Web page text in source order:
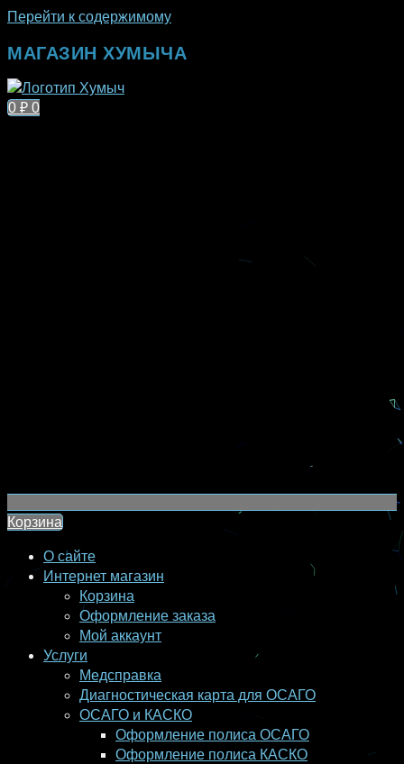
Перейти к содержимому
МАГАЗИН ХУМЫЧА
0 ₽ 0
Корзина
О сайте
Интернет магазин
Корзина
Оформление заказа
Мой аккаунт
Услуги
Медсправка
Диагностическая карта для ОСАГО
ОСАГО и КАСКО
Оформление полиса ОСАГО
Оформление полиса КАСКО